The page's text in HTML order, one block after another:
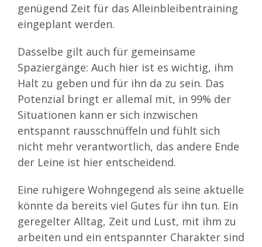
genügend Zeit für das Alleinbleibentraining
eingeplant werden.
Dasselbe gilt auch für gemeinsame
Spaziergänge: Auch hier ist es wichtig, ihm
Halt zu geben und für ihn da zu sein. Das
Potenzial bringt er allemal mit, in 99% der
Situationen kann er sich inzwischen
entspannt rausschnüffeln und fühlt sich
nicht mehr verantwortlich, das andere Ende
der Leine ist hier entscheidend.
Eine ruhigere Wohngegend als seine aktuelle
könnte da bereits viel Gutes für ihn tun. Ein
geregelter Alltag, Zeit und Lust, mit ihm zu
arbeiten und ein entspannter Charakter sind